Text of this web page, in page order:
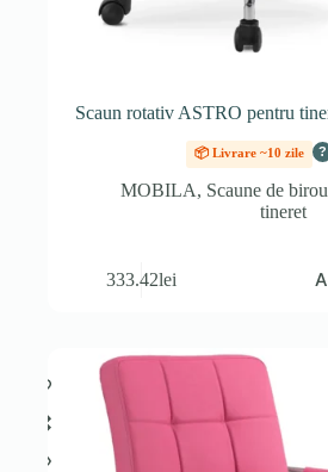
Scaun rotativ ASTRO pentru
📦 Livrare ~10 zile ?
MOBILA, Scaune de birou
tineret
333.42lei